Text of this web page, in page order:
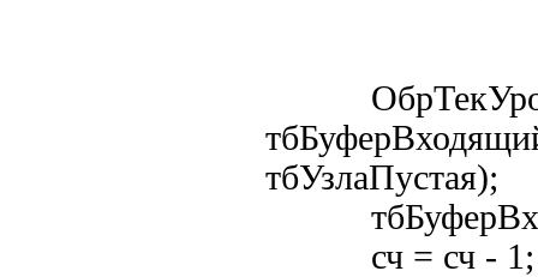
тбУзлаПустая);
сч = сч - 1;